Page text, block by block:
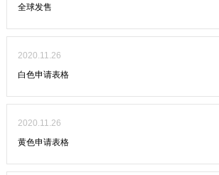
全球发售
2020.11.26
白色申请表格
2020.11.26
黄色申请表格